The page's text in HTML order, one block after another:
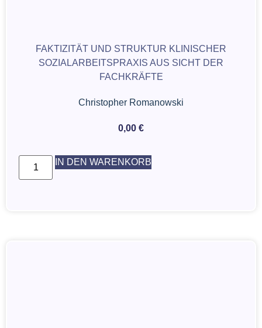
FAKTIZITÄT UND STRUKTUR KLINISCHER
SOZIALARBEITSPRAXIS AUS SICHT DER
FACHKRÄFTE
Christopher Romanowski
0,00 €
IN DEN WARENKORB